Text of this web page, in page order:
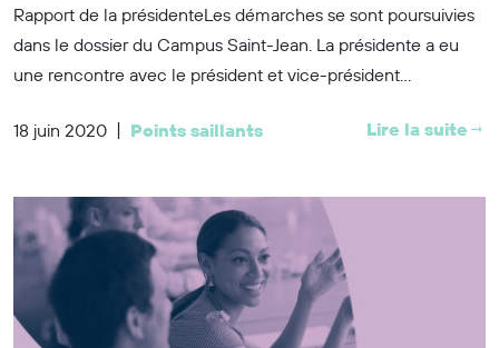
Rapport de la présidenteLes démarches se sont poursuivies
dans le dossier du Campus Saint-Jean. La présidente a eu
une rencontre avec le président et vice-président...
18 juin 2020 | Points saillants Lire la suite